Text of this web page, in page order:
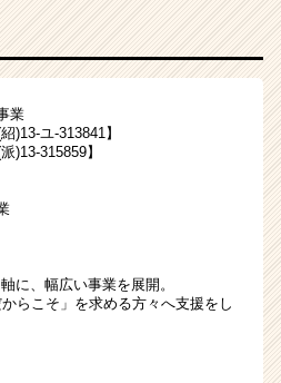
業
)13-ユ-313841】
)13-315859】
に、幅広い事業を展開。
らこそ」を求める方々へ支援をし